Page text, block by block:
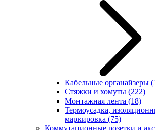
Кабельные органайзеры
Стяжки и хомуты (222)
Монтажная лента (18)
Термоусадка,
маркировка (75)
Коммутационные розетки и